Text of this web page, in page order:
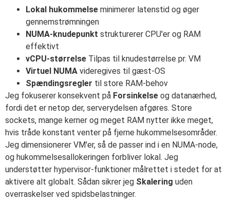
Lokal hukommelse minimerer latenstid og øger
gennemstrømningen
NUMA-knudepunkt strukturerer CPU'er og RAM
effektivt
vCPU-størrelse Tilpas til knudestørrelse pr. VM
Virtuel NUMA videregives til gæst-OS
Spændingsregler til store RAM-behov
Jeg fokuserer konsekvent på Forsinkelse og datanærhed,
fordi det er netop der, serverydelsen afgøres. Store
sockets, mange kerner og meget RAM nytter ikke meget,
hvis tråde konstant venter på fjerne hukommelsesområder.
Jeg dimensionerer VM'er, så de passer ind i en NUMA-node,
og hukommelsesallokeringen forbliver lokal. Jeg
understøtter hypervisor-funktioner målrettet i stedet for at
aktivere alt globalt. Sådan sikrer jeg Skalering uden
overraskelser ved spidsbelastninger.